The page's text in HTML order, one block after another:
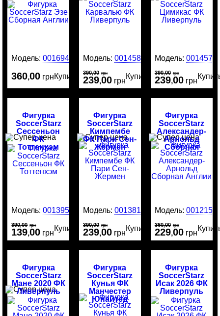
Модель:0016946
360,00 грнКупить
Модель:0014581
390,00 грн
239,00 грн
Купить
Модель: 0014577
390,00 грн
239,00 грн
Фигурка
SoccerStarz
Сессеньон
ФК
Тоттенхэм
Модель:0013951
390,00 грн
139,00 грн
Купить
Фигурка
SoccerStarz
Кимпембе
ФК Пари Сен-
Жермен
Модель:0013813
390,00 грн
239,00 грн
Купить
Фигурка
SoccerStarz
Александер-
Арнольд
Сборная
Англии
Модель: 0012159
360,00 грн
229,00 грн
Фигурка
SoccerStarz
Мане 2020 ФК
Ливерпуль
Фигурка
SoccerStarz
Кунья ФК
Манчестер
Юнайтед
Фигурка
SoccerStarz
Исак 2026 ФК
Ливерпуль